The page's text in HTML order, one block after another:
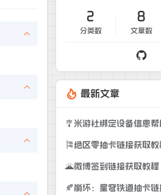
2
分类数
8
文章数
最新文章
🎐米游社绑定设备信息帮
🎏绝区零抽卡链接获取教
🌋微博签到链接获取教程